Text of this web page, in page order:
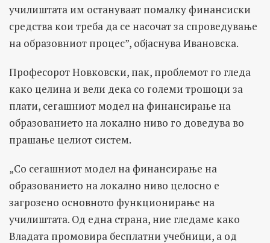
училиштата им остануваат помалку финансиски
средства кои треба да се насочат за спроведување
на образовниот процес”, објаснува Ивановска.
Професорот Новковски, пак, проблемот го гледа
како целина и вели дека со големи трошоци за
плати, сегашниот модел на финансирање на
образованието на локално ниво го доведува во
прашање целиот систем.
„Со сегашниот модел на финансирање на
образованието на локално ниво целосно е
загрозено основното функционирање на
училиштата. Од една страна, ние гледаме како
Владата промовира бесплатни учебници, а од